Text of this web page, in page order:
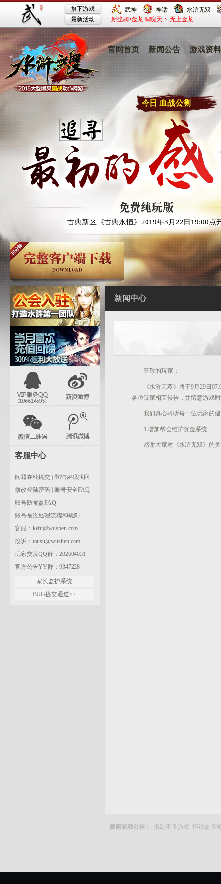
官网首页 新闻公告 游戏资料
今日 血战公测
古典新区《古典永恒》2019年3月22日19:00点
客服中心
问题在线提交 登陆密码找回
修改登陆密码
账号安全FAQ
账号防被盗FAQ
账号被盗处理流程和规则
客服： kefu@wushen.com
投诉： tousu@wushen.com
玩家交流QQ群：202604051
官方公告YY群：9347228
家长监护系统
BUG提交通道>>
新闻中心
尊敬的玩家：
《水浒无双》将于9月29日
各位玩家相互转告，并留意游戏
我们真心聆听每一位玩家的
1.增加帮会维护资金系统
感谢大家对《水浒无双》的
健康游戏公告： 抵制不良游戏 拒绝盗版